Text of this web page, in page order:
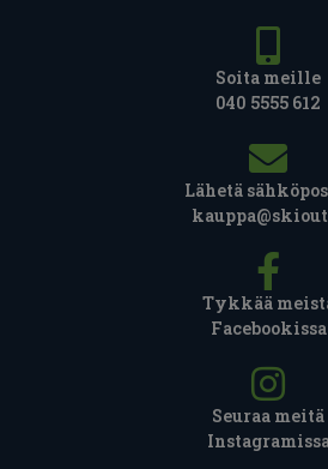
Soita meille
040 5555 612
Lähetä
Tykkää
Facebookissa
Seuraa meitä